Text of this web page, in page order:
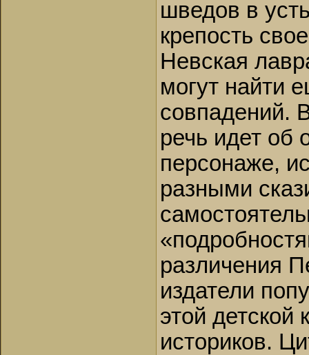
шведов в
крепость
Невская
могут найти
совпадений.
речь идет об
персонаже,
разными
различения
издатели
этой детской
историков.